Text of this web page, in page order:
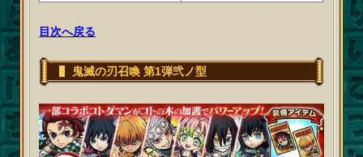
目次へ戻る
鬼滅の刃召喚 第1弾弐ノ型